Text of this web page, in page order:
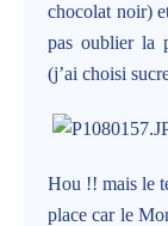
chocolat noir)
pas oublier la
(j’ai choisi
Hou !! mais le
place car le